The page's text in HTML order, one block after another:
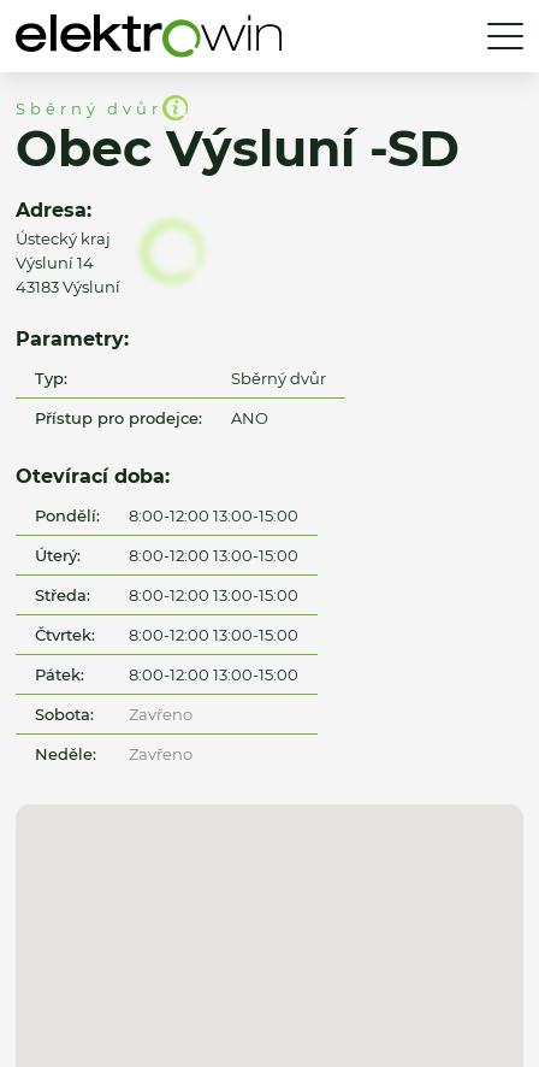
Sběrný dvůr
Obec Výsluní -SD
Adresa:
Ústecký kraj
Výsluní 14
43183 Výsluní
Parametry:
Typ: Sběrný dvůr
Přístup pro prodejce: ANO
Otevírací doba:
Pondělí: 8:00-12:00 13:00-15:00
Úterý: 8:00-12:00 13:00-15:00
Středa: 8:00-12:00 13:00-15:00
Čtvrtek: 8:00-12:00 13:00-15:00
Pátek: 8:00-12:00 13:00-15:00
Sobota: Zavřeno
Neděle: Zavřeno